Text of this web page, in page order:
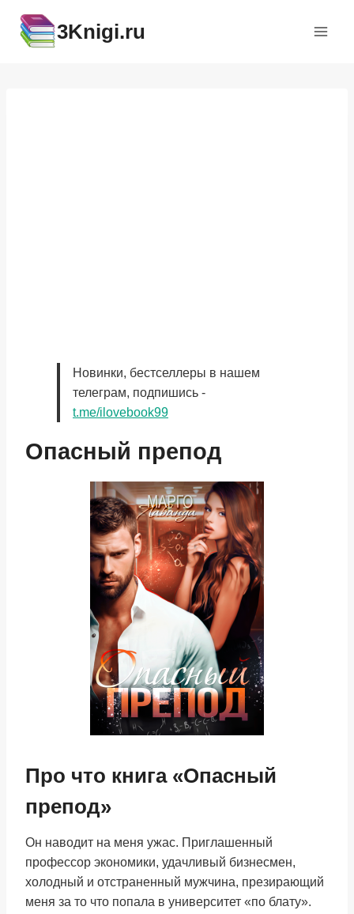
содержимому
3Knigi.ru
Новинки, бестселлеры в нашем
телеграм, подпишись -
t.me/ilovebook99
Опасный препод
Про что книга «Опасный
препод»
Он наводит на меня ужас. Приглашенный
профессор экономики, удачливый бизнесмен,
холодный и отстраненный мужчина, презирающий
меня за то что попала в университет «по блату».